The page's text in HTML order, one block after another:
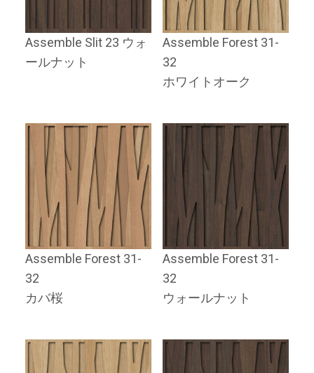
Assemble Slit 23 ウォ
ールナット
Assemble Forest 31-
32
ホワイトオーク
Assemble Forest 31-
32
カバ桜
Assemble Forest 31-
32
ウォールナット